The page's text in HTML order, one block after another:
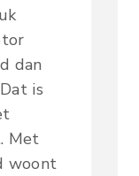
dan
is
Met
woont